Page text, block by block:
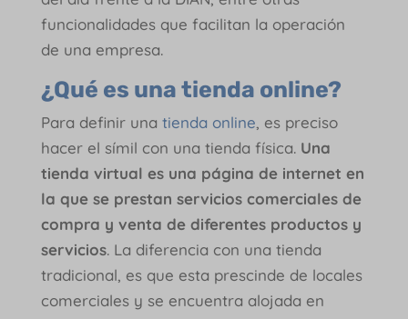
funcionalidades que facilitan la operación
de una empresa.
¿Qué es una tienda online?
Para definir una tienda online, es preciso
hacer el símil con una tienda física. Una
tienda virtual es una página de internet en
la que se prestan servicios comerciales de
compra y venta de diferentes productos y
servicios. La diferencia con una tienda
tradicional, es que esta prescinde de locales
comerciales y se encuentra alojada en